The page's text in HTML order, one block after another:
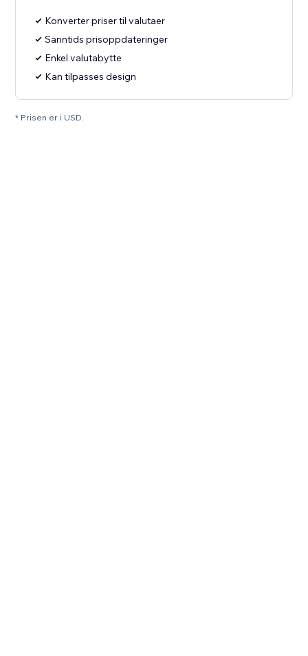
Konverter priser til valutaer
Sanntids prisoppdateringer
Enkel valutabytte
Kan tilpasses design
* Prisen er i USD.